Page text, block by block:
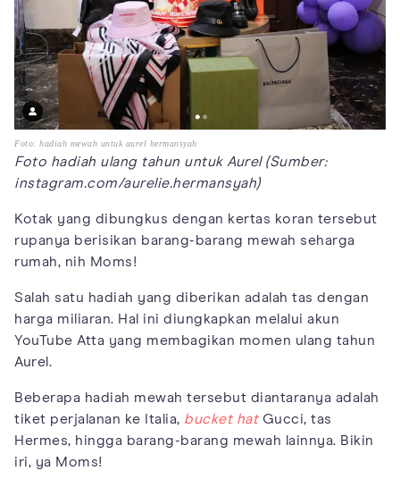
Foto: hadiah mewah untuk aurel hermansyah
Foto hadiah ulang tahun untuk Aurel (Sumber:
instagram.com/aurelie.hermansyah)
Kotak yang dibungkus dengan kertas koran tersebut
rupanya berisikan barang-barang mewah seharga
rumah, nih Moms!
Salah satu hadiah yang diberikan adalah tas dengan
harga miliaran. Hal ini diungkapkan melalui akun
YouTube Atta yang membagikan momen ulang tahun
Aurel.
Beberapa hadiah mewah tersebut diantaranya adalah
tiket perjalanan ke Italia, bucket hatGucci, tas
Hermes, hingga barang-barang mewah lainnya. Bikin
iri, ya Moms!